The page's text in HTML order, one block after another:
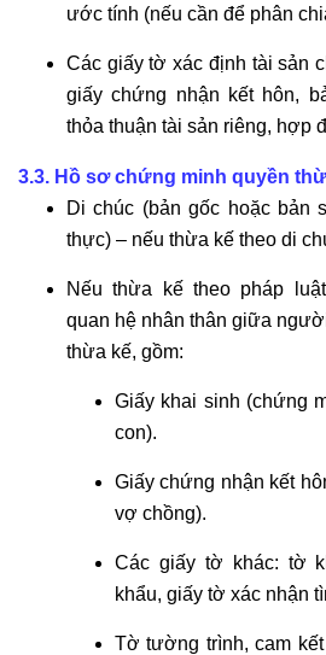
ước tính (nếu cần để phân
Các giấy tờ xác định tài sản
giấy chứng nhận kết hôn,
thỏa thuận tài sản riêng, hợp
3.3. Hồ sơ chứng minh quyền
Di chúc (bản gốc hoặc bản
thực) – nếu thừa kế theo di
Nếu thừa kế theo pháp
quan hệ nhân thân giữa
thừa kế, gồm:
Giấy khai sinh (chứng
con).
Giấy chứng nhận kết
vợ chồng).
Các giấy tờ khác: tờ
khẩu, giấy tờ xác nhận
Tờ tường trình, cam